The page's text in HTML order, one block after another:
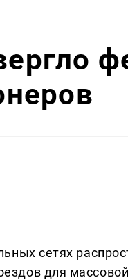
сетях
для